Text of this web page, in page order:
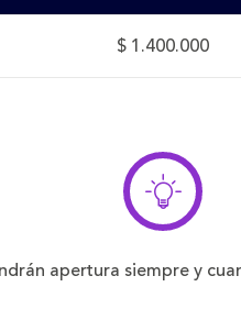
$ 1.400.000
apertura siempre y